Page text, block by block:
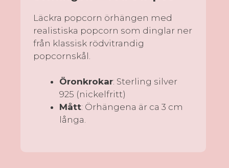
Läckra popcorn örhängen med
realistiska popcorn som dinglar ner
från klassisk rödvitrandig
popcornskål.
Öronkrokar: Sterling silver
925 (nickelfritt)
Mått: Örhängena är ca 3 cm
långa.